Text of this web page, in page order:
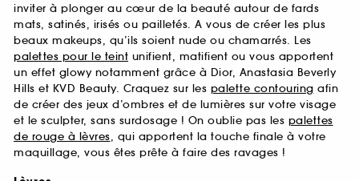
inviter à plonger au cœur de la beauté autour de fards
mats, satinés, irisés ou pailletés. A vous de créer les plus
beaux makeups, qu’ils soient nude ou chamarrés. Les
palettes pour le teint unifient, matifient ou vous apportent
un effet glowy notamment grâce à Dior, Anastasia Beverly
Hills et KVD Beauty. Craquez sur les palette contouring afin
de créer des jeux d’ombres et de lumières sur votre visage
et le sculpter, sans surdosage ! On oublie pas les palettes
de rouge à lèvres, qui apportent la touche finale à votre
maquillage, vous êtes prête à faire des ravages !